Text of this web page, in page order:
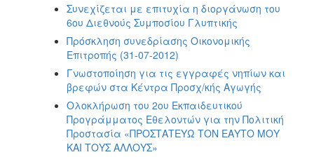
Συνεχίζεται με επιτυχία η διοργάνωση του
6ου Διεθνούς Συμποσίου Γλυπτικής
Πρόσκληση συνεδρίασης Οικονομικής
Επιτροπής (31-07-2012)
Γνωστοποίηση για τις εγγραφές νηπίων και
βρεφών στα Κέντρα Προσχ/κής Αγωγής
Ολοκλήρωση του 2ου Εκπαιδευτικού
Προγράμματος Εθελοντών για την Πολιτική
Προστασία «ΠΡΟΣΤΑΤΕΥΩ ΤΟΝ ΕΑΥΤΟ ΜΟΥ
ΚΑΙ ΤΟΥΣ ΑΛΛΟΥΣ»